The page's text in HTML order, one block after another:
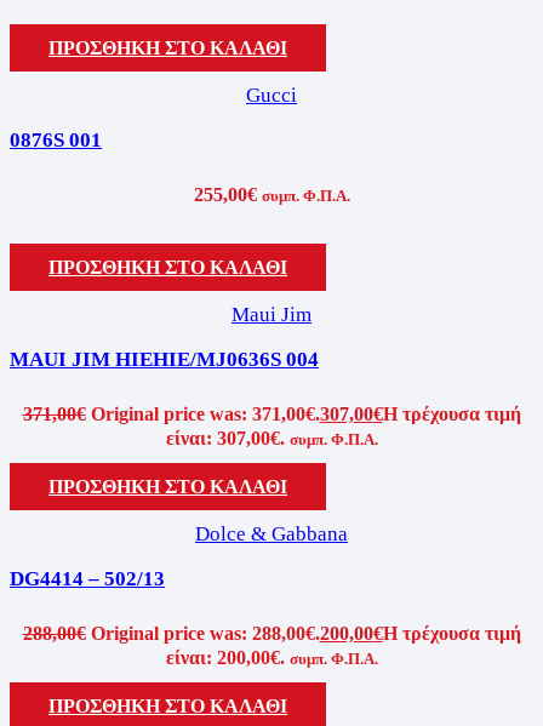
ΠΡΟΣΘΗΚΗ ΣΤΟ ΚΑΛΑΘΙ
Gucci
0876S 001
255,00€ συμπ. Φ.Π.Α.
ΠΡΟΣΘΗΚΗ ΣΤΟ ΚΑΛΑΘΙ
Maui Jim
MAUI JIM HIEHIE/MJ0636S 004
371,00€ Original price was: 371,00€.307,00€Η τρέχουσα τιμή
είναι: 307,00€. συμπ. Φ.Π.Α.
ΠΡΟΣΘΗΚΗ ΣΤΟ ΚΑΛΑΘΙ
Dolce & Gabbana
DG4414 – 502/13
288,00€ Original price was: 288,00€.200,00€Η τρέχουσα τιμή
είναι: 200,00€. συμπ. Φ.Π.Α.
ΠΡΟΣΘΗΚΗ ΣΤΟ ΚΑΛΑΘΙ